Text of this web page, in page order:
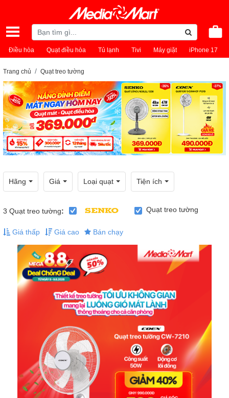
Điều hòa Quạt điều hòa Tủ lạnh Tivi Máy giặt iPhone 17
Trang chủ Quạt treo tường
Hãng Giá Loại quạt Tiện ích
3 Quạt treo tường: Quạt treo tường
Giá thấp Giá cao Bán chạy